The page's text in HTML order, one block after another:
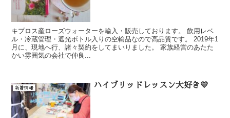
キプロス産ローズウォーターを輸入・販売しております。 飲用レベ
ル・冷蔵管理・遮光ボトル入りの空輸品なので高品質です。 2019年1
月に、現地へ行、諸々契約をしてまいりました。 家族経営のあたた
かい雰囲気の会社で仲良...
新着情報 ハイブリッドレッスン大好き💛